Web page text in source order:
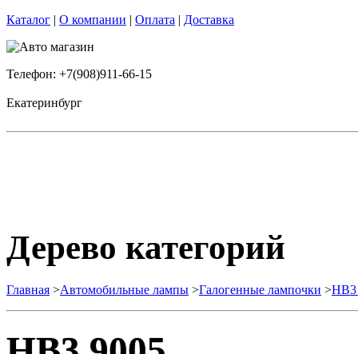
Каталог | О компании | Оплата | Доставка
Телефон: +7(908)911-66-15
Екатеринбург
Дерево категорий
Главная >Автомобильные лампы >Галогенные лампочки >HB3